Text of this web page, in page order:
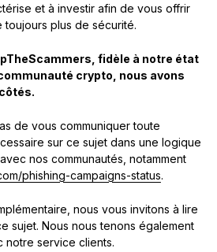
et à investir afin de vous offrir
plus de sécurité.
fidèle à notre état
crypto, nous avons
de vous communiquer toute
sur ce sujet dans une logique
nos communautés, notamment
phishing-campaigns-status.
nous vous invitons à lire
sujet. Nous nous tenons également
notre service clients.